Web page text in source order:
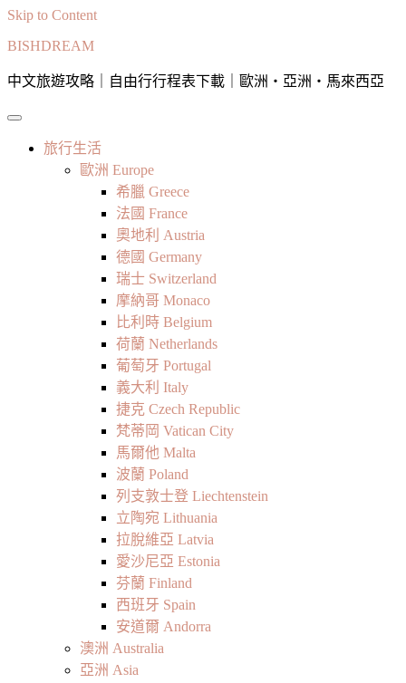
Skip to Content
BISHDREAM
中文旅遊攻略｜自由行行程表下載｜歐洲・亞洲・馬來西亞
旅行生活
歐洲 Europe
希臘 Greece
法國 France
奧地利 Austria
德國 Germany
瑞士 Switzerland
摩納哥 Monaco
比利時 Belgium
荷蘭 Netherlands
葡萄牙 Portugal
義大利 Italy
捷克 Czech Republic
梵蒂岡 Vatican City
馬爾他 Malta
波蘭 Poland
列支敦士登 Liechtenstein
立陶宛 Lithuania
拉脫維亞 Latvia
愛沙尼亞 Estonia
芬蘭 Finland
西班牙 Spain
安道爾 Andorra
澳洲 Australia
亞洲 Asia